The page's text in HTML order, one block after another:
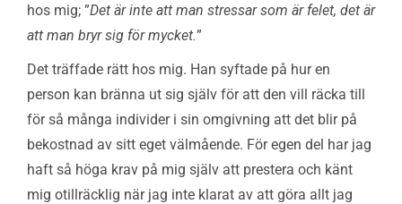
hos mig; ”Det är inte att man stressar som är felet, det är
att man bryr sig för mycket.”
Det träffade rätt hos mig. Han syftade på hur en
person kan bränna ut sig själv för att den vill räcka till
för så många individer i sin omgivning att det blir på
bekostnad av sitt eget välmående. För egen del har jag
haft så höga krav på mig själv att prestera och känt
mig otillräcklig när jag inte klarat av att göra allt jag